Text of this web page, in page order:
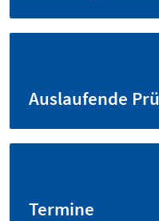
Auslaufende
Termine